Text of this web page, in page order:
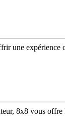
une
8x8 vous